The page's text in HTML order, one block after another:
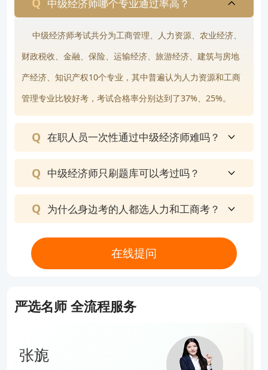
确认后会尽快予以处理。
查看完整报告
中级经济师哪个专业通过率高？
中级经济师考试共分为工商管理、人力资源、农业经济、
财政税收、金融、保险、运输经济、旅游经济、建筑与房地
产经济、知识产权10个专业，其中普遍认为人力资源和工商
管理专业比较好考，考试合格率分别达到了37%、25%。
在职人员一次性通过中级经济师难吗？
中级经济师只刷题库可以考过吗？
为什么身边考的人都选人力和工商考？
在线提问
严选名师 全流程服务
张旎段飞飞